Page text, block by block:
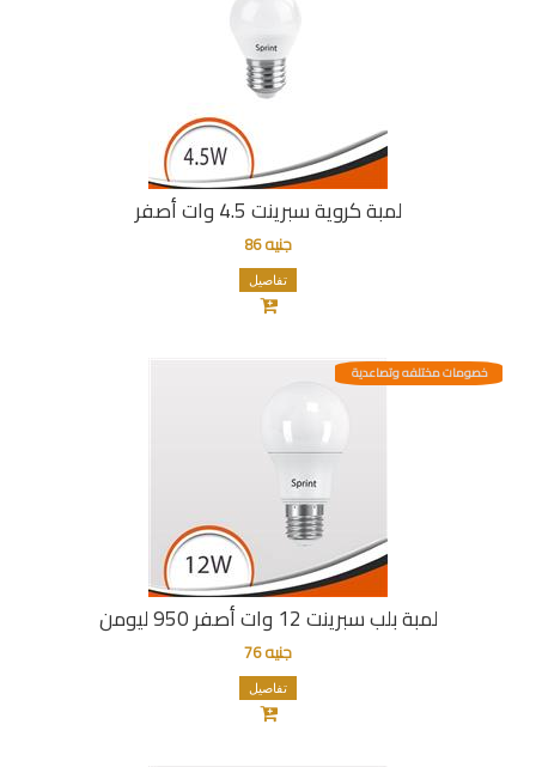
لمبة كروية سبرينت 4.5 وات أصفر
جنيه 86
تفاصيل
لمبة بلب سبرينت 12 وات أصفر 950 ليومن
خصومات مختلفه وتصاعدية
جنيه 76
تفاصيل